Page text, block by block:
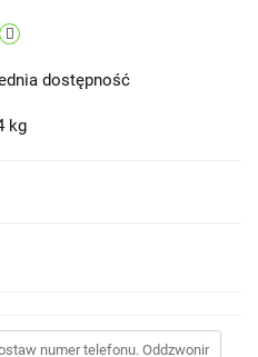
dostępność
kg